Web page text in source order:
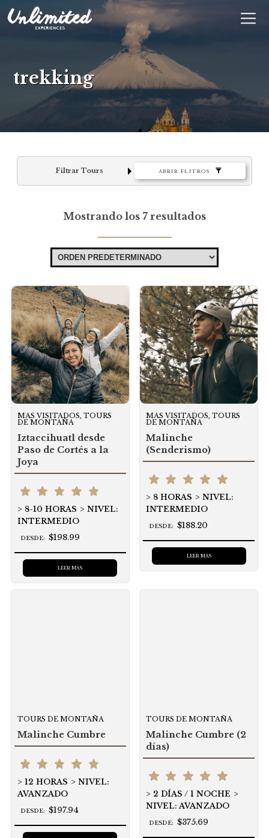
$ MXN
trekking
Filtrar Tours ABRIR FLITROS
Mostrando los 7 resultados
MAS VISITADOS, TOURS
DE MONTAÑA
Iztaccihuatl desde
Paso de Cortés a la
Joya
8-10 HORAS
NIVEL:
INTERMEDIO
DESDE: $198.99
LEER MÁS
MAS VISITADOS, TOURS
DE MONTAÑA
Malinche
(Senderismo)
8 HORAS
NIVEL:
INTERMEDIO
DESDE: $188.20
LEER MÁS
TOURS DE MONTAÑA
Malinche Cumbre
12 HORAS
NIVEL:
AVANZADO
DESDE: $197.94
TOURS DE MONTAÑA
Malinche Cumbre (2
días)
2 DÍAS / 1 NOCHE
NIVEL: AVANZADO
DESDE: $375.69